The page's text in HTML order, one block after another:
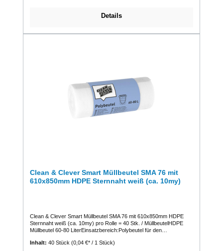
Details
Clean & Clever Smart Müllbeutel SMA 76 mit
610x850mm HDPE Sternnaht weiß (ca. 10my)
Clean & Clever Smart Müllbeutel SMA 76 mit 610x850mm HDPE
Sternnaht weiß (ca. 10my) pro Rolle = 40 Stk. / MüllbeutelHDPE
Müllbeutel 60-80 LiterEinsatzbereich:Polybeutel für den
Gesundheitswesen, in der Hotellerie und Gastronomie sowie in der
Inhalt: 40 Stück (0,04 €* / 1 Stück)